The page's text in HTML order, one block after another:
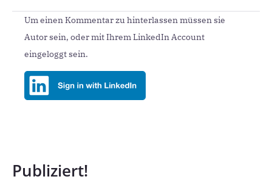
Um einen Kommentar zu hinterlassen müssen sie
Autor sein, oder mit Ihrem LinkedIn Account
eingeloggt sein.
Publiziert!